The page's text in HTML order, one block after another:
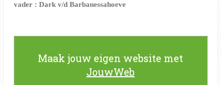
vader : Dark v/d Barbanessahoeve
Maak jouw eigen website met
JouwWeb